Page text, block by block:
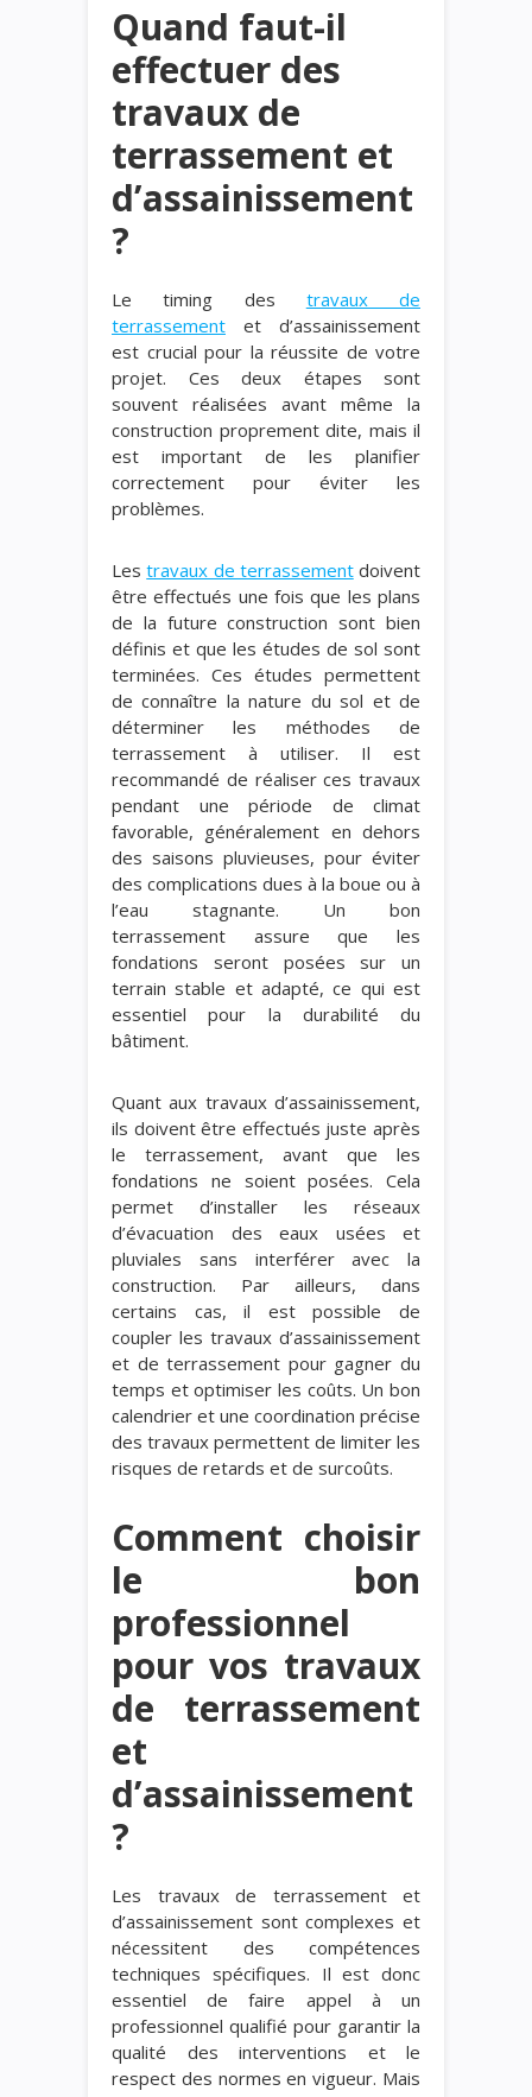
Quand faut-il
effectuer des
travaux de
terrassement et
d’assainissement
?
Le timing des travaux de
terrassement et d’assainissement
est crucial pour la réussite de votre
projet. Ces deux étapes sont
souvent réalisées avant même la
construction proprement dite, mais il
est important de les planifier
correctement pour éviter les
problèmes.
Lestravaux de terrassementdoivent
être effectués une fois que les plans
de la future construction sont bien
définis et que les études de sol sont
terminées. Ces études permettent
de connaître la nature du sol et de
déterminer les méthodes de
terrassement à utiliser. Il est
recommandé de réaliser ces travaux
pendant une période de climat
favorable, généralement en dehors
des saisons pluvieuses, pour éviter
des complications dues à la boue ou à
l’eau stagnante. Un bon
terrassement assure que les
fondations seront posées sur un
terrain stable et adapté, ce qui est
essentiel pour la durabilité du
bâtiment.
Quant aux travaux d’assainissement,
ils doivent être effectués juste après
le terrassement, avant que les
fondations ne soient posées. Cela
permet d’installer les réseaux
d’évacuation des eaux usées et
pluviales sans interférer avec la
construction. Par ailleurs, dans
certains cas, il est possible de
coupler les travaux d’assainissement
et de terrassement pour gagner du
temps et optimiser les coûts. Un bon
calendrier et une coordination précise
des travaux permettent de limiter les
risques de retards et de surcoûts.
Comment choisir
le bon
professionnel
pour vos travaux
de terrassement
et
d’assainissement
?
Les travaux de terrassement et
d’assainissement sont complexes et
nécessitent des compétences
techniques spécifiques. Il est donc
essentiel de faire appel à un
professionnel qualifié pour garantir la
qualité des interventions et le
respect des normes en vigueur. Mais